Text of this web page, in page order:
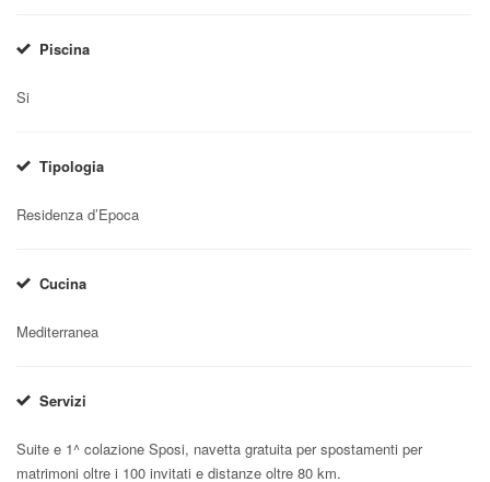
Piscina
Si
Tipologia
Residenza d’Epoca
Cucina
Mediterranea
Servizi
Suite e 1^ colazione Sposi, navetta gratuita per spostamenti per
matrimoni oltre i 100 invitati e distanze oltre 80 km.